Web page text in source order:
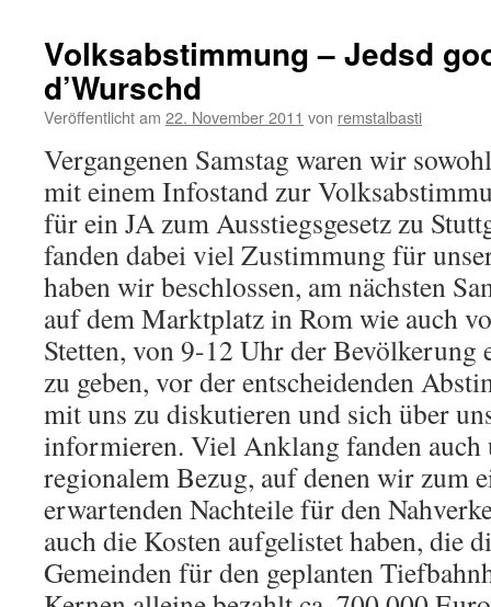
Volksabstimmung – Jedsd
d’Wurschd
Veröffentlicht am 22. November 2011 von remstalbasti
Vergangenen Samstag waren wir
mit einem Infostand zur
für ein JA zum Ausstiegsgesetz zu
fanden dabei viel Zustimmung für
haben wir beschlossen, am nächsten
auf dem Marktplatz in Rom wie auch
Stetten, von 9-12 Uhr der Bevölkerung
zu geben, vor der entscheidenden
mit uns zu diskutieren und sich über
informieren. Viel Anklang fanden
regionalem Bezug, auf denen wir zum
erwartenden Nachteile für den
auch die Kosten aufgelistet haben, die
Gemeinden für den geplanten